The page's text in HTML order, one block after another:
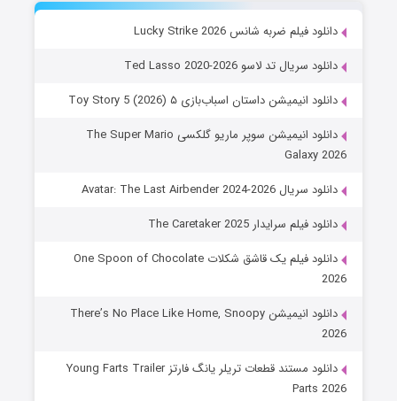
دانلود فیلم ضربه شانس Lucky Strike 2026
دانلود سریال تد لاسو Ted Lasso 2020-2026
دانلود انیمیشن داستان اسباب‌بازی ۵ Toy Story 5 (2026)
دانلود انیمیشن سوپر ماریو گلکسی The Super Mario
Galaxy 2026
دانلود سریال Avatar: The Last Airbender 2024-2026
دانلود فیلم سرایدار The Caretaker 2025
دانلود فیلم یک قاشق شکلات One Spoon of Chocolate
2026
دانلود انیمیشن There’s No Place Like Home, Snoopy
2026
دانلود مستند قطعات تریلر یانگ فارتز Young Farts Trailer
Parts 2026